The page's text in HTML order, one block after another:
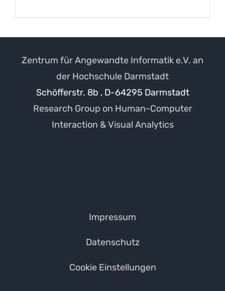
Zentrum für Angewandte Informatik e.V. an
der Hochschule Darmstadt
Schöfferstr. 8b , D-64295 Darmstadt
Research Group on Human-Computer
Interaction & Visual Analytics
Impressum
Datenschutz
Cookie Einstellungen